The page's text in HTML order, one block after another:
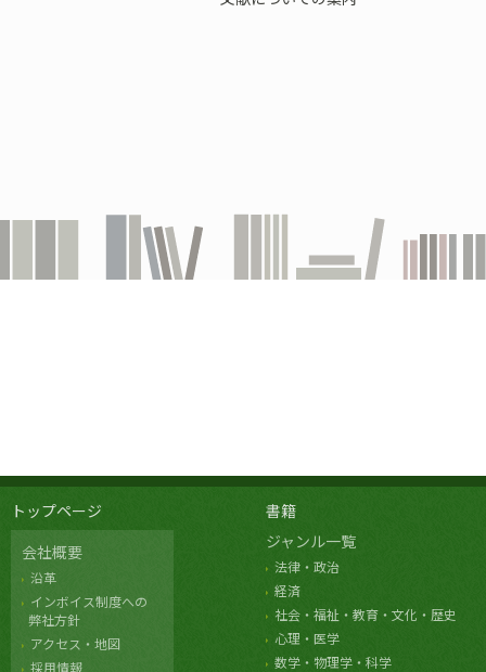
トップページ
会社概要
沿革
インボイス制度への
弊社方針
アクセス・地図
採用情報
書籍
ジャンル一覧
法律・政治
経済
社会・福祉・教育・文化・歴史
心理・医学
数学・物理学・科学